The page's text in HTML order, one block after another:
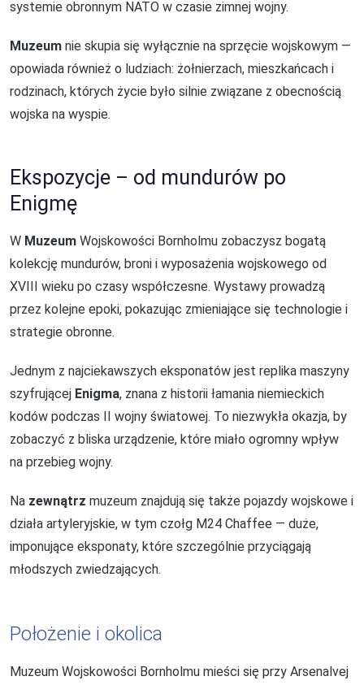
systemie obronnym NATO w czasie zimnej wojny.
Muzeum nie skupia się wyłącznie na sprzęcie wojskowym —
opowiada również o ludziach: żołnierzach, mieszkańcach i
rodzinach, których życie było silnie związane z obecnością
wojska na wyspie.
Ekspozycje – od mundurów po
Enigmę
W Muzeum Wojskowości Bornholmu zobaczysz bogatą
kolekcję mundurów, broni i wyposażenia wojskowego od
XVIII wieku po czasy współczesne. Wystawy prowadzą
przez kolejne epoki, pokazując zmieniające się technologie i
strategie obronne.
Jednym z najciekawszych eksponatów jest replika maszyny
szyfrującej Enigma, znana z historii łamania niemieckich
kodów podczas II wojny światowej. To niezwykła okazja, by
zobaczyć z bliska urządzenie, które miało ogromny wpływ
na przebieg wojny.
Na zewnątrz muzeum znajdują się także pojazdy wojskowe i
działa artyleryjskie, w tym czołg M24 Chaffee — duże,
imponujące eksponaty, które szczególnie przyciągają
młodszych zwiedzających.
Położenie i okolica
Muzeum Wojskowości Bornholmu mieści się przy Arsenalvej